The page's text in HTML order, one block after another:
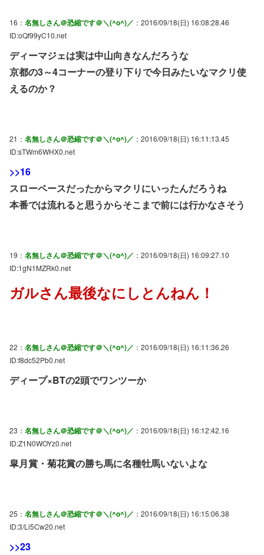
16： 名無しさん＠恐縮です＠＼(^o^)／ ：2016/09/18(日) 16:08:28.46
ID:oQf99yC10.net
ディーマジェは実は中山向きなんだろうな
京都の3～4コーナーの登り下りで今日みたいなマクリ使
えるのか？
21： 名無しさん＠恐縮です＠＼(^o^)／ ：2016/09/18(日) 16:11:13.45
ID:sTWm6WHX0.net
>>16
スローペースだったからマクリにいったんだろうね
本番では流れると思うからそこまで前には行かなさそう
19： 名無しさん＠恐縮です＠＼(^o^)／ ：2016/09/18(日) 16:09:27.10
ID:1gN1MZRk0.net
ガルさん最後なにしとんねん！
22： 名無しさん＠恐縮です＠＼(^o^)／ ：2016/09/18(日) 16:11:36.26
ID:f8dc52Pb0.net
ディープ×BTの2頭でワンツーか
23： 名無しさん＠恐縮です＠＼(^o^)／ ：2016/09/18(日) 16:12:42.16
ID:Z1N0WOYz0.net
皐月賞・菊花賞の勝ち馬に名種牡馬いないよな
25： 名無しさん＠恐縮です＠＼(^o^)／ ：2016/09/18(日) 16:15:06.38
ID:3/Li5Cw20.net
>>23